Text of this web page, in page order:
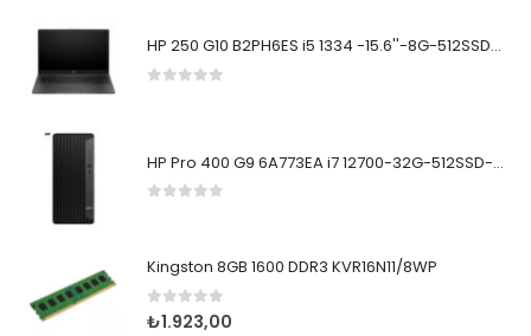
HP 250 G10 B2PH6ES i5 1334 -15.6''-8G-512SSD-Dos
HP Pro 400 G9 6A773EA i7 12700-32G-512SSD-W11Pro
Kingston 8GB 1600 DDR3 KVR16N11/8WP
0 5 üzerinden
₺1.923,00